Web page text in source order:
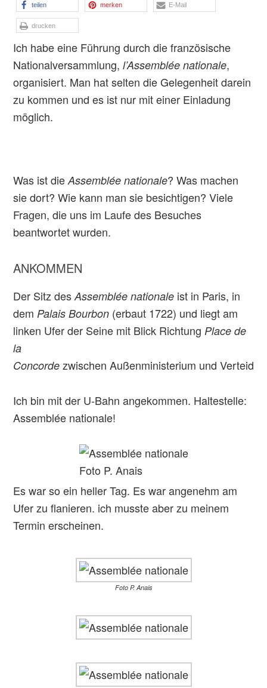
teilen merken E-Mail
drucken
Ich habe eine Führung durch die französische
Nationalversammlung,l’Assemblée nationale,
organisiert. Man hat selten die Gelegenheit darein
zu kommen und es ist nur mit einer Einladung
möglich.
Was ist dieAssemblée nationale? Was machen
sie dort? Wie kann man sie besichtigen? Viele
Fragen, die uns im Laufe des Besuches
beantwortet wurden.
ANKOMMEN
Der Sitz desAssemblée nationale ist in Paris, in
dem Palais Bourbon (erbaut 1722) und liegt am
linken Ufer der Seine mit Blick Richtung Place de
la
Concorde zwischen Außenministerium und
Ich bin mit der U-Bahn angekommen. Haltestelle:
Assemblée nationale!
Foto P. Anais
Es war so ein heller Tag. Es war angenehm am
Ufer zu flanieren. ich musste aber zu meinem
Termin erscheinen.
Foto P. Anais